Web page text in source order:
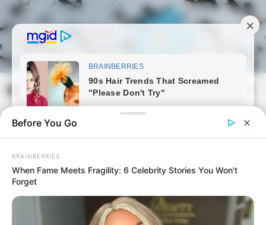
Skip
to
content
Magyarmozaik.com
Before You Go
BRAINBERRIES
When Fame Meets Fragility: 6 Celebrity Stories You Won't
Forget